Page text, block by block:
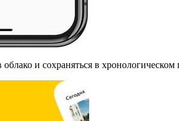
и сохраняться в хронологическом